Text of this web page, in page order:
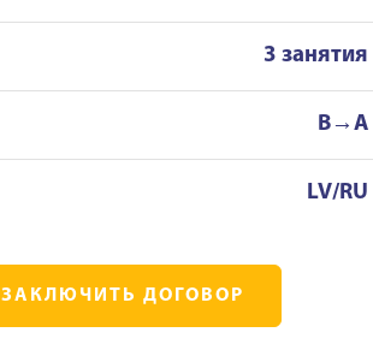
3 занятия
B→A
LV/RU
ЗАКЛЮЧИТЬ ДОГОВОР